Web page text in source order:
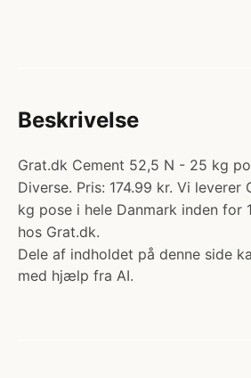
Beskrivelse
Grat.dk Cement 52,5 N - 25 kg
Diverse. Pris: 174.99 kr. Vi
kg pose i hele Danmark inden for
hos Grat.dk.
Dele af indholdet på denne side
med hjælp fra AI.